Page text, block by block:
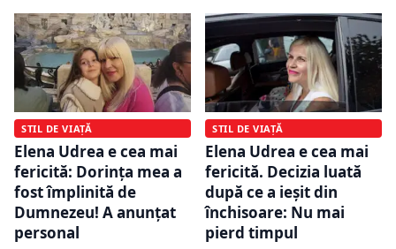
STIL DE VIAȚĂ
Elena Udrea e cea mai
fericită: Dorința mea a
fost împlinită de
Dumnezeu! A anunțat
personal
STIL DE VIAȚĂ
Elena Udrea e cea mai
fericită. Decizia luată
după ce a ieșit din
închisoare: Nu mai
pierd timpul